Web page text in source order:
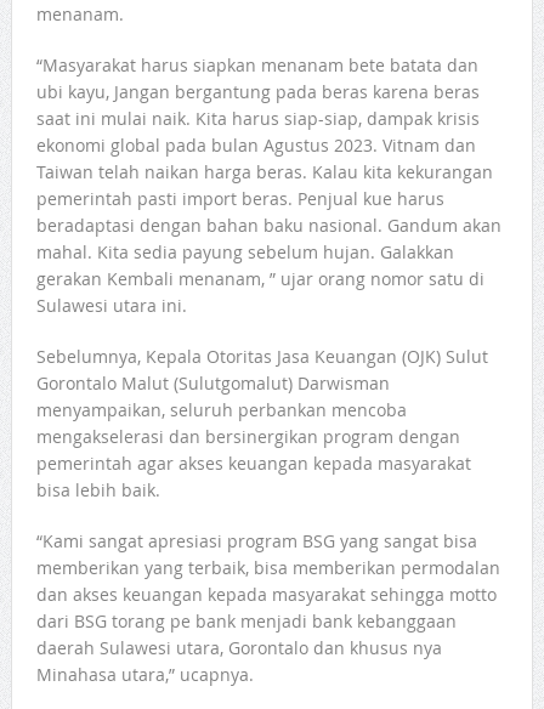
menanam.
“Masyarakat harus siapkan menanam bete batata dan
ubi kayu, Jangan bergantung pada beras karena beras
saat ini mulai naik. Kita harus siap-siap, dampak krisis
ekonomi global pada bulan Agustus 2023. Vitnam dan
Taiwan telah naikan harga beras. Kalau kita kekurangan
pemerintah pasti import beras. Penjual kue harus
beradaptasi dengan bahan baku nasional. Gandum akan
mahal. Kita sedia payung sebelum hujan. Galakkan
gerakan Kembali menanam, ” ujar orang nomor satu di
Sulawesi utara ini.
Sebelumnya, Kepala Otoritas Jasa Keuangan (OJK) Sulut
Gorontalo Malut (Sulutgomalut) Darwisman
menyampaikan, seluruh perbankan mencoba
mengakselerasi dan bersinergikan program dengan
pemerintah agar akses keuangan kepada masyarakat
bisa lebih baik.
“Kami sangat apresiasi program BSG yang sangat bisa
memberikan yang terbaik, bisa memberikan permodalan
dan akses keuangan kepada masyarakat sehingga motto
dari BSG torang pe bank menjadi bank kebanggaan
daerah Sulawesi utara, Gorontalo dan khusus nya
Minahasa utara,” ucapnya.